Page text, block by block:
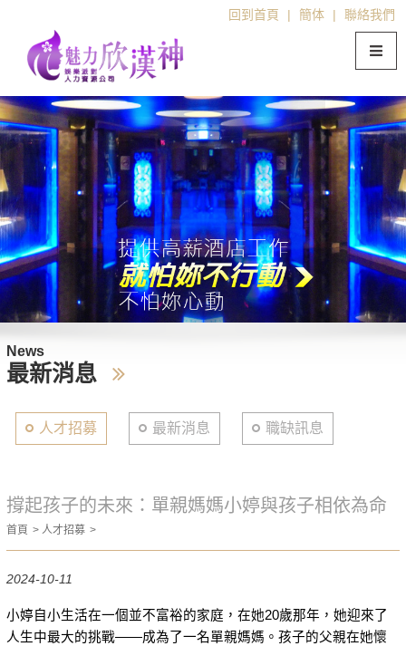
回到首頁 | 簡体 | 聯絡我們
News
最新消息
人才招募 最新消息 職缺訊息
撐起孩子的未來：單親媽媽小婷與孩子相依為命
首頁 人才招募
2024-10-11
小婷自小生活在一個並不富裕的家庭，在她20歲那年，她迎來了
人生中最大的挑戰——成為了一名單親媽媽。孩子的父親在她懷